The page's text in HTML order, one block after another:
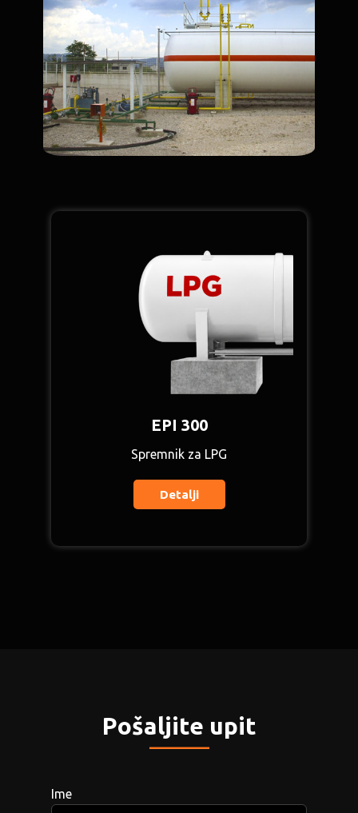
EPI 300
Spremnik za LPG
Detalji
Pošaljite upit
_____
Ime